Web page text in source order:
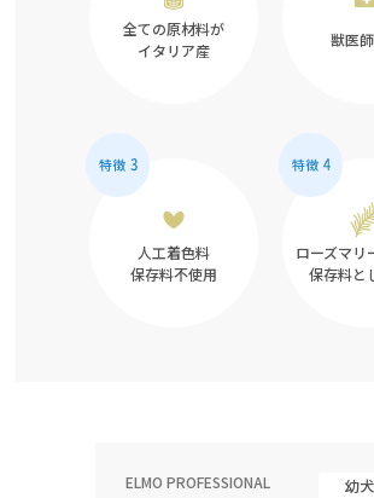
全ての原材料が
イタリア産
獣医
人工着色料
保存料不使用
ローズマリ
保存料と
ELMO PROFESSIONAL 幼